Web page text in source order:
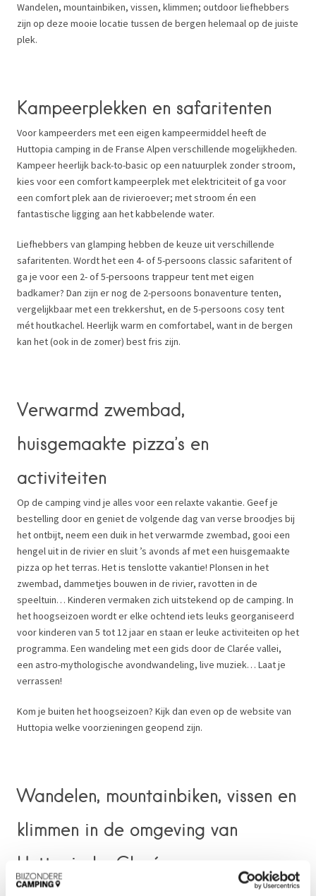
Wandelen, mountainbiken, vissen, klimmen; outdoor liefhebbers
zijn op deze mooie locatie tussen de bergen helemaal op de juiste
plek.
Kampeerplekken en safaritenten
Voor kampeerders met een eigen kampeermiddel heeft de
Huttopia camping in de Franse Alpen verschillende mogelijkheden.
Kampeer heerlijk back-to-basic op een natuurplek zonder stroom,
kies voor een comfort kampeerplek met elektriciteit of ga voor
een comfort plek aan de rivieroever; met stroom én een
fantastische ligging aan het kabbelende water.
Liefhebbers van glamping hebben de keuze uit verschillende
safaritenten. Wordt het een 4- of 5-persoons classic safaritent of
ga je voor een 2- of 5-persoons trappeur tent met eigen
badkamer? Dan zijn er nog de 2-persoons bonaventure tenten,
vergelijkbaar met een trekkershut, en de 5-persoons cosy tent
mét houtkachel. Heerlijk warm en comfortabel, want in de bergen
kan het (ook in de zomer) best fris zijn.
Verwarmd zwembad,
huisgemaakte pizza’s en
activiteiten
Op de camping vind je alles voor een relaxte vakantie. Geef je
bestelling door en geniet de volgende dag van verse broodjes bij
het ontbijt, neem een duik in het verwarmde zwembad, gooi een
hengel uit in de rivier en sluit ’s avonds af met een huisgemaakte
pizza op het terras. Het is tenslotte vakantie! Plonsen in het
zwembad, dammetjes bouwen in de rivier, ravotten in de
speeltuin… Kinderen vermaken zich uitstekend op de camping. In
het hoogseizoen wordt er elke ochtend iets leuks georganiseerd
voor kinderen van 5 tot 12 jaar en staan er leuke activiteiten op het
programma. Een wandeling met een gids door de Clarée vallei,
een astro-mythologische avondwandeling, live muziek… Laat je
verrassen!
Kom je buiten het hoogseizoen? Kijk dan even op de website van
Huttopia welke voorzieningen geopend zijn.
Wandelen, mountainbiken, vissen en
klimmen in de omgeving van
Huttopia La Clarée
Huttopia La Clarée is een paradijs voor visliefhebbers. De rivier die